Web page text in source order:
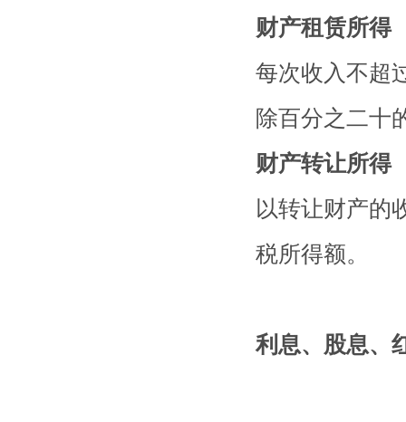
财产租赁所得
每次收入不超
除百分之二十
财产转让所得
以转让财产的
税所得额。
利息、股息、